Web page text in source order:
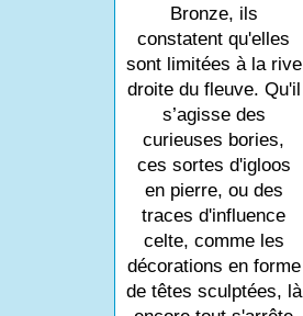
Bronze, ils
constatent qu'elles
sont limitées à la rive
droite du fleuve. Qu'il
s’agisse des
curieuses bories,
ces sortes d'igloos
en pierre, ou des
traces d'influence
celte, comme les
décorations en forme
de têtes sculptées, là